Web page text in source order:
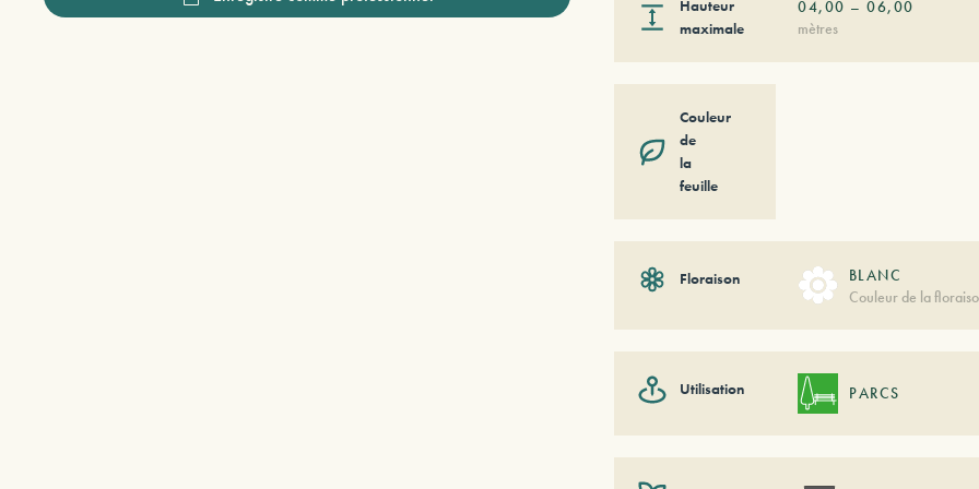
Hauteur
maximale
04,00 –06,00
mètres
Couleur
de
la
feuille
Floraison
BLANC
Couleur de la
Utilisation PARCS